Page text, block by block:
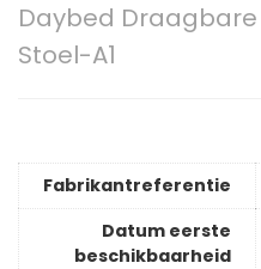
Daybed Draagbare
Stoel-A1
Fabrikantreferentie
Datum eerste
beschikbaarheid